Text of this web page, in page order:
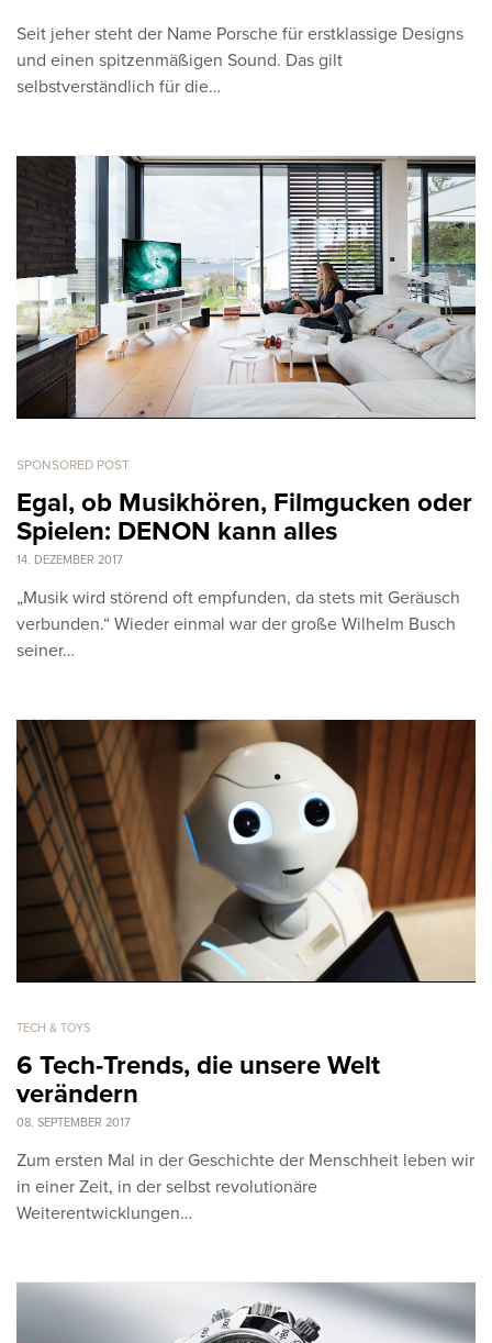
Seit jeher steht der Name Porsche für erstklassige Designs
und einen spitzenmäßigen Sound. Das gilt
selbstverständlich für die…
SPONSORED POST
Egal, ob Musikhören, Filmgucken oder
Spielen: DENON kann alles
14. DEZEMBER 2017
„Musik wird störend oft empfunden, da stets mit Geräusch
verbunden.“ Wieder einmal war der große Wilhelm Busch
seiner…
TECH & TOYS
6 Tech-Trends, die unsere Welt
verändern
08. SEPTEMBER 2017
Zum ersten Mal in der Geschichte der Menschheit leben wir
in einer Zeit, in der selbst revolutionäre
Weiterentwicklungen…